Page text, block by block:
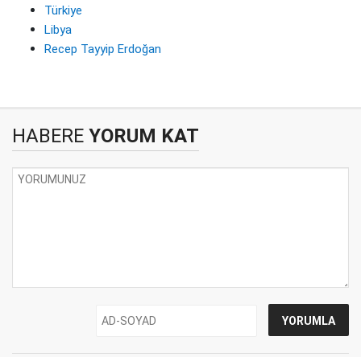
Türkiye
Libya
Recep Tayyip Erdoğan
HABERE YORUM KAT